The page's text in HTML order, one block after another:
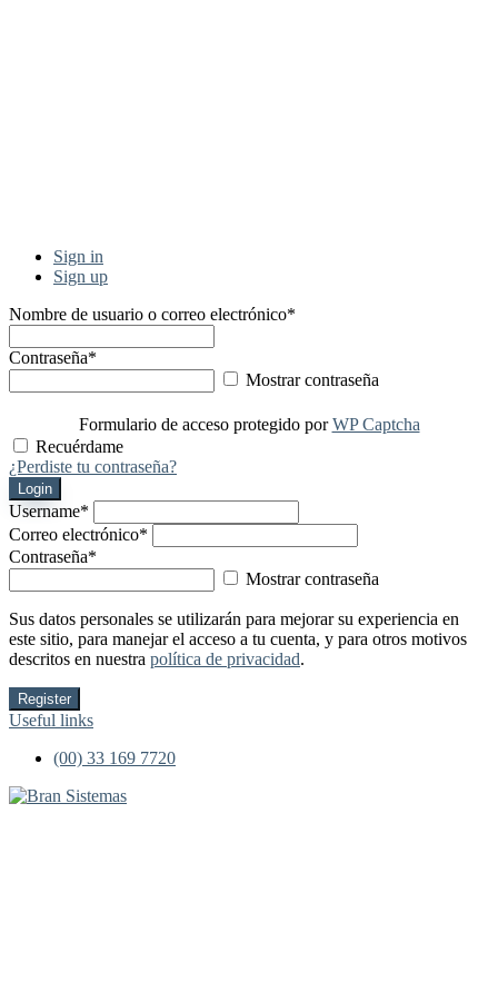
Sign in
Sign up
Nombre de usuario o correo electrónico*
Contraseña*
Mostrar contraseña
Formulario de acceso protegido porWP Captcha
Recuérdame
¿Perdiste tu contraseña?
Login
Username*
Correo electrónico*
Contraseña*
Mostrar contraseña
Sus datos personales se utilizarán para mejorar su experiencia en
este sitio, para manejar el acceso a tu cuenta, y para otros motivos
descritos en nuestra política de privacidad.
Register
Useful links
(00) 33 169 7720